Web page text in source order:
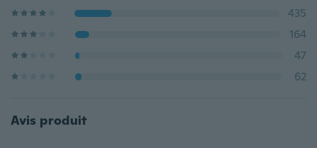
435
164
47
62
Avis produit